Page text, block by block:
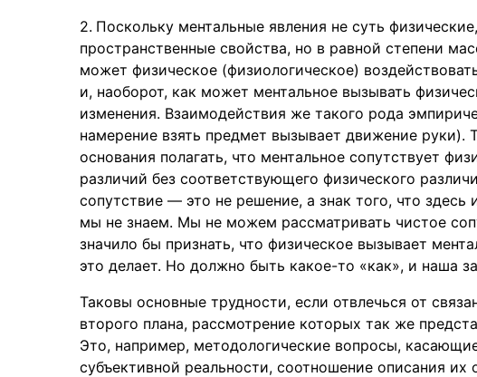
Поскольку ментальные явления не суть
пространственные свойства, но в равной степени
может физическое (физиологическое)
и, наоборот, как может ментальное вызывать
изменения. Взаимодействия же такого рода
намерение взять предмет вызывает движение руки).
основания полагать, что ментальное сопутствует
различий без соответствующего физического
сопутствие — это не решение, а знак того, что здесь
мы не знаем. Мы не можем рассматривать чистое
значило бы признать, что физическое вызывает
это делает. Но должно быть какое-то «как», и наша
Таковы основные трудности, если отвлечься от
второго плана, рассмотрение которых так же
Это, например, методологические вопросы,
субъективной реальности, соотношение описания